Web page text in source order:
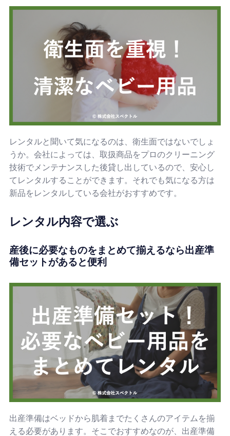
レンタルと聞いて気になるのは、衛生面ではないでしょ
うか。会社によっては、取扱商品をプロのクリーニング
技術でメンテナンスした後貸し出しているので、安心し
てレンタルすることができます。それでも気になる方は
新品をレンタルしている会社がおすすめです。
レンタル内容で選ぶ
産後に必要なものをまとめて揃えるなら出産準
備セットがあると便利
出産準備はベッドから肌着までたくさんのアイテムを揃
える必要があります。そこでおすすめなのが、出産準備